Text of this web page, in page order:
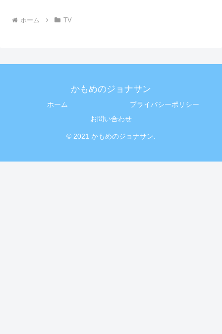
ホーム TV
かもめのジョナサン
ホーム
プライバシーポリシー
お問い合わせ
© 2021 かもめのジョナサン.